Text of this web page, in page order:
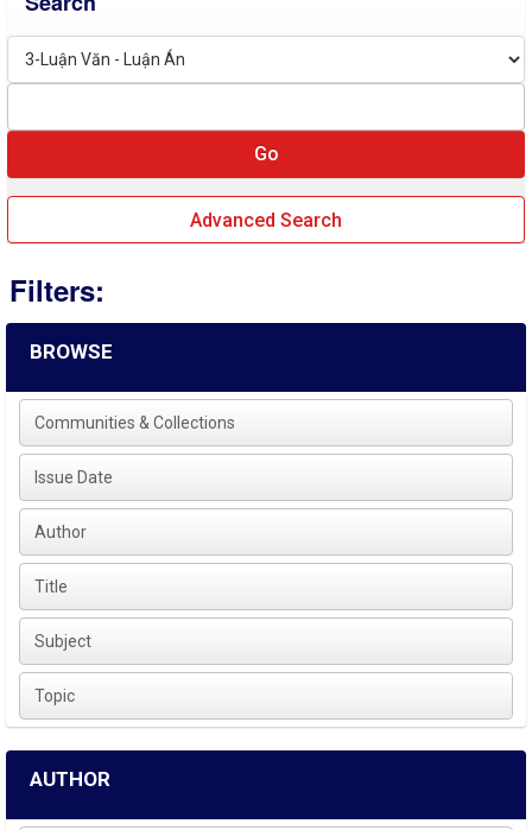
Advanced Search
Filters:
BROWSE
Communities & Collections
Issue Date
Author
Title
Subject
Topic
AUTHOR